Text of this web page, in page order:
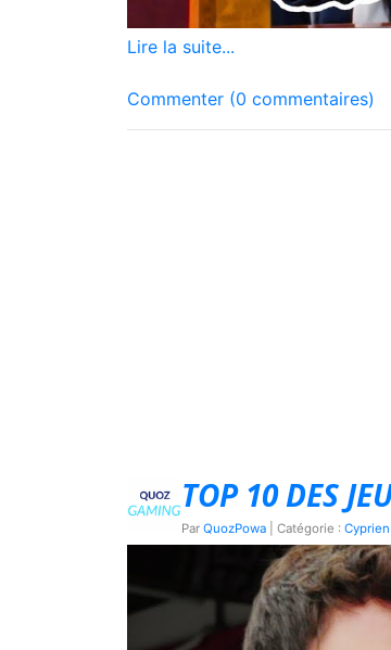
Lire la suite...
Commenter (0 commentaires)
TOP 10 DES
Par QuozPowa | Catégorie :